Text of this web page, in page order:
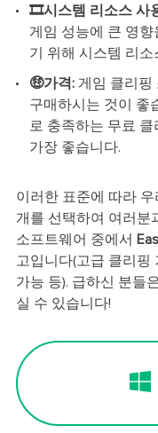
🎞️시스템 리소스 사
게임 성능에 큰 영
기 위해 시스템 리
🤑가격:게임 클리핑
구매하시는 것이 좋
로 충족하는 무료
가장 좋습니다.
이러한 표준에 따라
개를 선택하여 여러분
소프트웨어 중에서
고입니다(고급 클리핑
가능 등). 급하신 분들
실 수 있습니다!